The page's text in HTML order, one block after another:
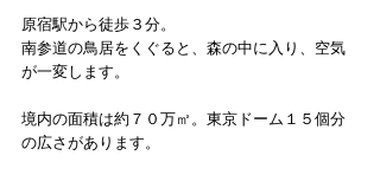
原宿駅から徒歩３分。
南参道の鳥居をくぐると、森の中に入り、空気
が一変します。
境内の面積は約７０万㎡。東京ドーム１５個分
の広さがあります。